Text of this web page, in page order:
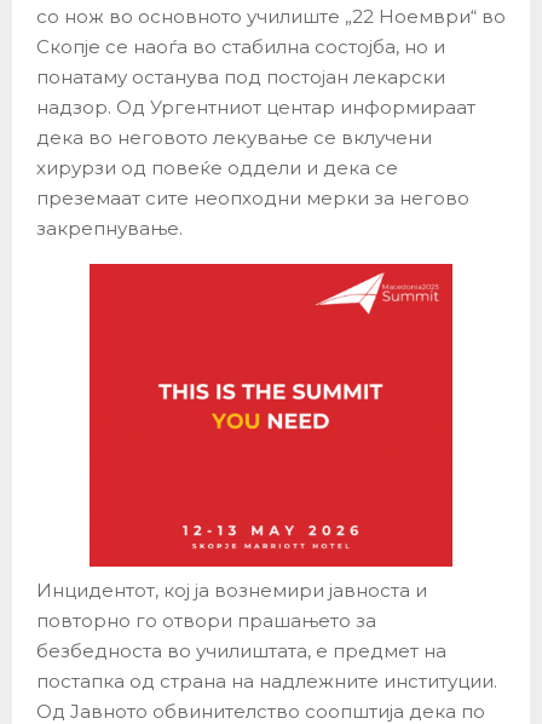
со нож во основното училиште „22 Ноември“ во
Скопје се наоѓа во стабилна состојба, но и
понатаму останува под постојан лекарски
надзор. Од Ургентниот центар информираат
дека во неговото лекување се вклучени
хирурзи од повеќе оддели и дека се
преземаат сите неопходни мерки за негово
закрепнување.
Инцидентот, кој ја вознемири јавноста и
повторно го отвори прашањето за
безбедноста во училиштата, е предмет на
постапка од страна на надлежните институции.
Од Јавното обвинителство соопштија дека по